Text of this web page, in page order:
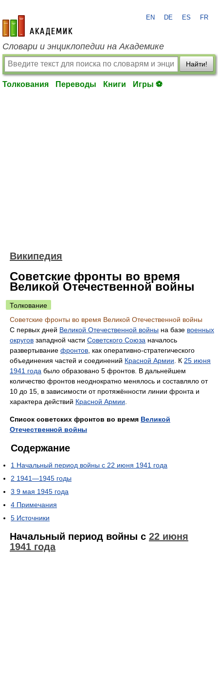
academic.ru
EN DE ES FR
Словари и энциклопедии на Академике
Найти!
Толкования Переводы Книги Игры ⚽
Википедия
Советские фронты во время
Великой Отечественной войны
Толкование
Советские фронты во время Великой Отечественной войны
С первых дней Великой Отечественной войны на базе военных
округов западной части Советского Союза началось
развертывание фронтов , как оперативно-стратегического
объединения частей и соединений Красной Армии . К 25 июня
1941 года было образовано 5 фронтов. В дальнейшем
количество фронтов неоднократно менялось и составляло от
10 до 15, в зависимости от протяжённости линии фронта и
характера действий Красной Армии
Список советских фронтов во время Великой
Отечественной войны
Содержание
1 Начальный период войны с 22 июня 1941 года
2 1941—1945 годы
3 9 мая 1945 года
4 Примечания
5 Источники
Начальный период войны с 22 июня
1941 года